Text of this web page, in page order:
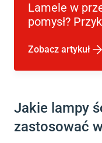
Lamele w
pomysł?
Zobacz artykuł
Jakie lampy
zastosować